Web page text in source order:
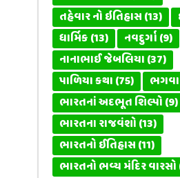
તહેવાર નો ઇતિહાસ(13)
ધાર્મિક(13) નવદુર્ગા(9)
નાનાભાઈ જેબલિયા(37)
પાળિયા કથા(75)
ભારતનાં અદભૂત શિલ્પો(9)
ભારતના રાજવંશો(13)
ભારતનો ઈતિહાસ(11)
ભારતનો ભવ્ય મંદિર વારસો